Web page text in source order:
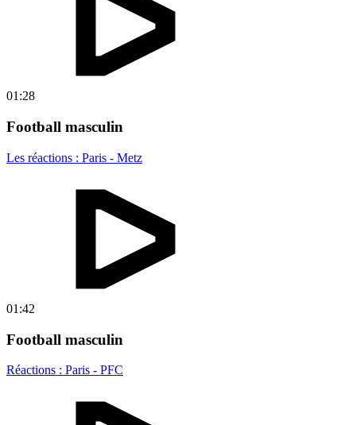
01:28
Football masculin
Les réactions : Paris - Metz
01:42
Football masculin
Réactions : Paris - PFC